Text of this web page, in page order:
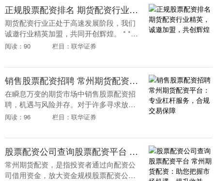
正规股票配资排名 期货配资行业精英，诚邀加盟，共创辉煌
期货配资行业正处于高速发展阶段，我们
诚邀行业精英加盟，共同开创辉煌。 * **
放大收益：**配资可以将投资者的收益放
家实力....
阅读：90 栏目：联华证券
销售股票配资招聘 常州期货配资平台：专业杠杆服务，合规交易保障
在瞬息万变的期货市场中销售股票配资招
聘，机遇与风险并存。对于许多寻求放大
收益的投资者而言，专业的杠杆服务成为
台，正以“专业杠杆....
阅读：96 栏目：联华证券
股票配资公司查询股票配资平台 常州期货配资：助您把握市场机遇，提升收益
常州期货配资，是指投资者通过向配资公
司借用资金，放大资金规模股票配资公司